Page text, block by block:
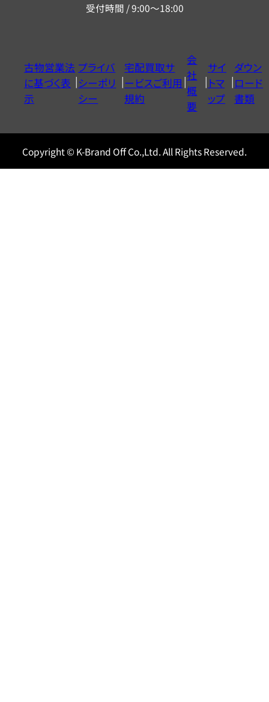
ー
ヤ
ル
0120604117
受付時間 / 9:00～18:00
古物営業法
に基づく表
示
プライバ
シーポリ
シー
宅配買取サ
ービスご利用
規約
会
社
概
要
サイ
トマ
ップ
ダウン
ロード
書類
Copyright © K-Brand Off Co.,Ltd. All Rights Reserved.